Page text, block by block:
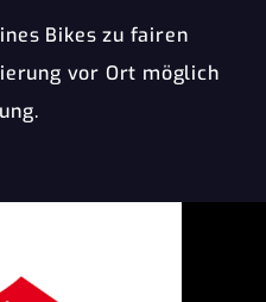
Bikes zu fairen
vor Ort möglich